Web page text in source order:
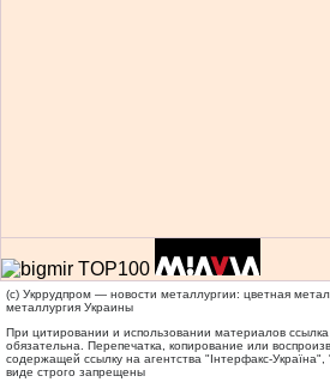
(c) Укррудпром — новости металлургии: цветная
металлургия Украины
При цитировании и использовании материалов
обязательна. Перепечатка, копирование или
содержащей ссылку на агентства "Iнтерфакс-Україна",
виде строго запрещены